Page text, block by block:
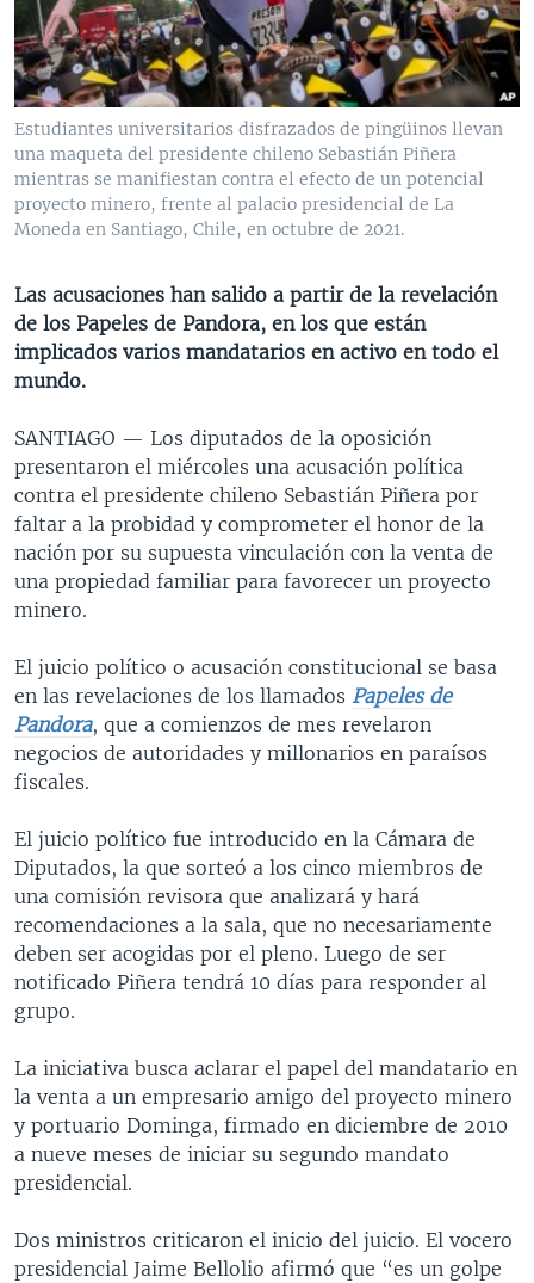
VENEZUELA
BRASIL
NICARAGUA
ECONOMÍA
ENTRETENIMIENTO Y CULTURA
TECNOLOGÍA
DEPORTES
MULTIMEDIA
VIDEOS
FOTOGRAFÍA
AUDIOS
PROGRAMAS TV
EL MUNDO AL DÍA
FORO INTERAMERICANO
LAS CLAVES
RADIO
AVANCE INFORMATIVO
BUENOS DÍAS AMÉRICA
EL MUNDO AL DÍA [RADIO]
FORO [RADIO]
NOTA ECONÓMICA
ENTRETENIMIENTO
DIRECT
DOCUMENTALES DE LA VOA
SÍGANOS
Idiomas
Estudiantes universitarios disfrazados de pingüinos llevan
una maqueta del presidente chileno Sebastián Piñera
mientras se manifiestan contra el efecto de un potencial
proyecto minero, frente al palacio presidencial de La
Moneda en Santiago, Chile, en octubre de 2021.
Las acusaciones han salido a partir de la revelación
de los Papeles de Pandora, en los que están
implicados varios mandatarios en activo en todo el
mundo.
SANTIAGO — Los diputados de la oposición
presentaron el miércoles una acusación política
contra el presidente chileno Sebastián Piñera por
faltar a la probidad y comprometer el honor de la
nación por su supuesta vinculación con la venta de
una propiedad familiar para favorecer un proyecto
minero.
El juicio político o acusación constitucional se basa
en las revelaciones de los llamados Papeles de
Pandora, que a comienzos de mes revelaron
negocios de autoridades y millonarios en paraísos
fiscales.
El juicio político fue introducido en la Cámara de
Diputados, la que sorteó a los cinco miembros de
una comisión revisora que analizará y hará
recomendaciones a la sala, que no necesariamente
deben ser acogidas por el pleno. Luego de ser
notificado Piñera tendrá 10 días para responder al
grupo.
La iniciativa busca aclarar el papel del mandatario en
la venta a un empresario amigo del proyecto minero
y portuario Dominga, firmado en diciembre de 2010
a nueve meses de iniciar su segundo mandato
presidencial.
Dos ministros criticaron el inicio del juicio. El vocero
presidencial Jaime Bellolio afirmó que “es un golpe